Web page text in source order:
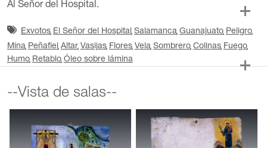
Al Señor del Hospital.
Exvotos El Señor del Hospital Salamanca Guanajuato Peligro
Mina Peñafiel Altar Vasijas Flores Vela Sombrero Colinas Fuego
Humo Retablo Óleo sobre lámina
--Vista de salas--